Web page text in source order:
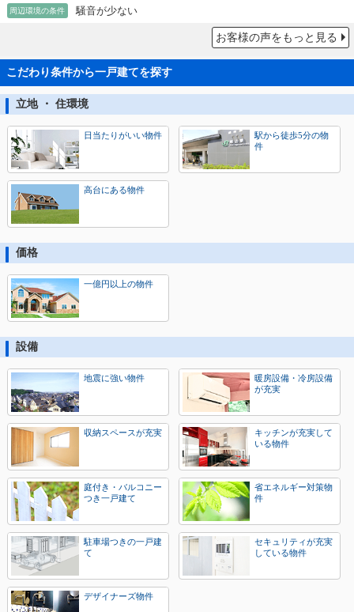
周辺環境の条件 騒音が少ない
お客様の声をもっと見る
こだわり条件から一戸建てを探す
立地 ・ 住環境
日当たりがいい物件
駅から徒歩5分の物
件
高台にある物件
価格
一億円以上の物件
設備
地震に強い物件
暖房設備・冷房設備
が充実
収納スペースが充実
キッチンが充実して
いる物件
庭付き・バルコニー
つき一戸建て
省エネルギー対策物
件
駐車場つきの一戸建
て
セキュリティが充実
している物件
デザイナーズ物件